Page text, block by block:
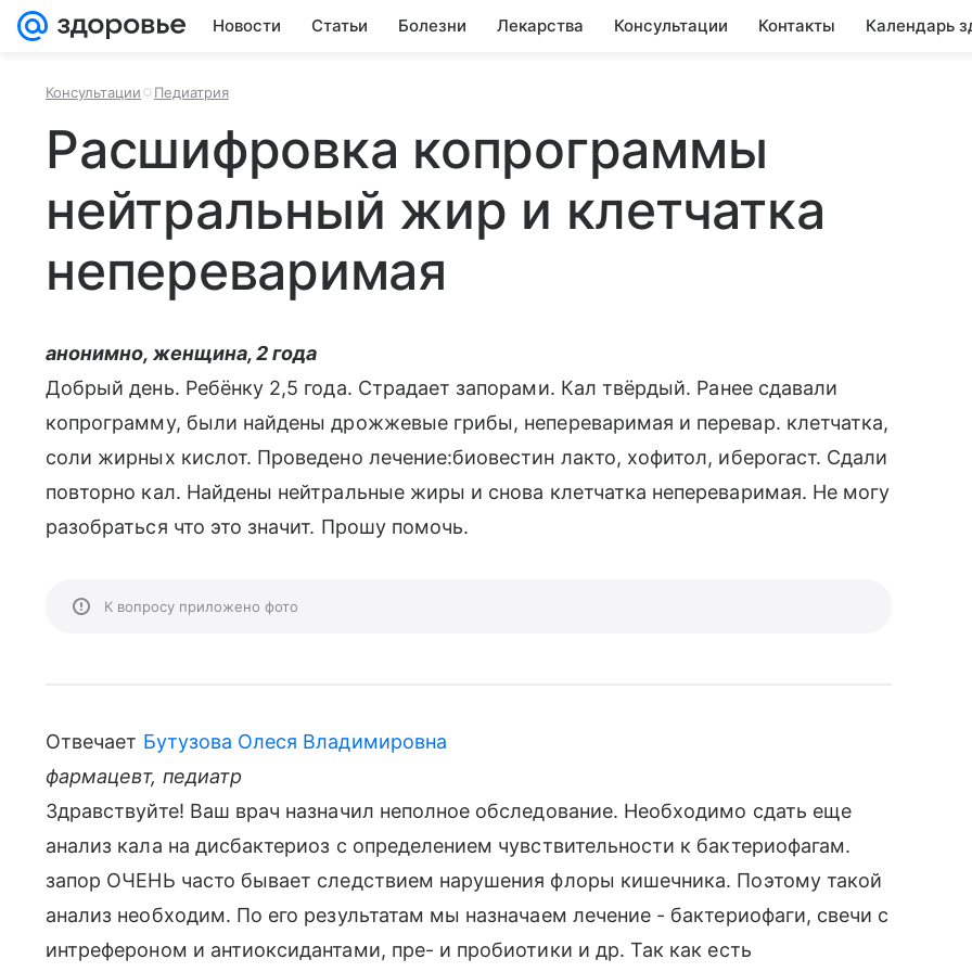
Новости Статьи Болезни Лекарства Консультации Контакты Календарь
Консультации Педиатрия
Расшифровка копрограммы
нейтральный жир и клетчатка
непереваримая
анонимно, женщина, 2 года
Добрый день. Ребёнку 2,5 года. Страдает запорами. Кал твёрдый. Ранее сдавали
копрограмму, были найдены дрожжевые грибы, непереваримая и перевар. клетчатка,
соли жирных кислот. Проведено лечение:биовестин лакто, хофитол, иберогаст. Сдали
повторно кал. Найдены нейтральные жиры и снова клетчатка непереваримая. Не могу
разобраться что это значит. Прошу помочь.
К вопросу приложено фото
Отвечает Бутузова Олеся Владимировна
фармацевт, педиатр
Здравствуйте! Ваш врач назначил неполное обследование. Необходимо сдать еще
анализ кала на дисбактериоз с определением чувствительности к бактериофагам.
запор ОЧЕНЬ часто бывает следствием нарушения флоры кишечника. Поэтому такой
анализ необходим. По его результатам мы назначаем лечение - бактериофаги, свечи с
интрефероном и антиоксидантами, пре- и пробиотики и др. Так как есть